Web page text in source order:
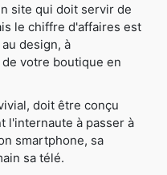
site qui doit servir de
le chiffre d'affaires est
design, à
votre boutique en
doit être conçu
l'internaute à passer à
smartphone, sa
sa télé.